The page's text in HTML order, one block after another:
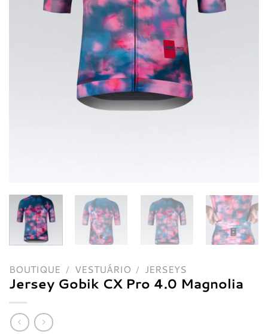
BOUTIQUE / VESTUÁRIO / JERSEYS
Jersey Gobik CX Pro 4.0 Magnolia